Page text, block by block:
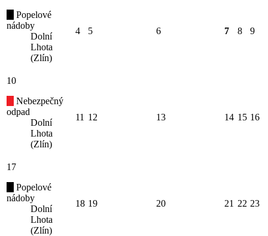
Popelové
nádoby
Dolní
Lhota
(Zlín)
4 5 6 7 8 9
10
Nebezpečný
odpad
Dolní
Lhota
(Zlín)
11 12 13 14 15 16
17
Popelové
nádoby
Dolní
Lhota
(Zlín)
18 19 20 21 22 23